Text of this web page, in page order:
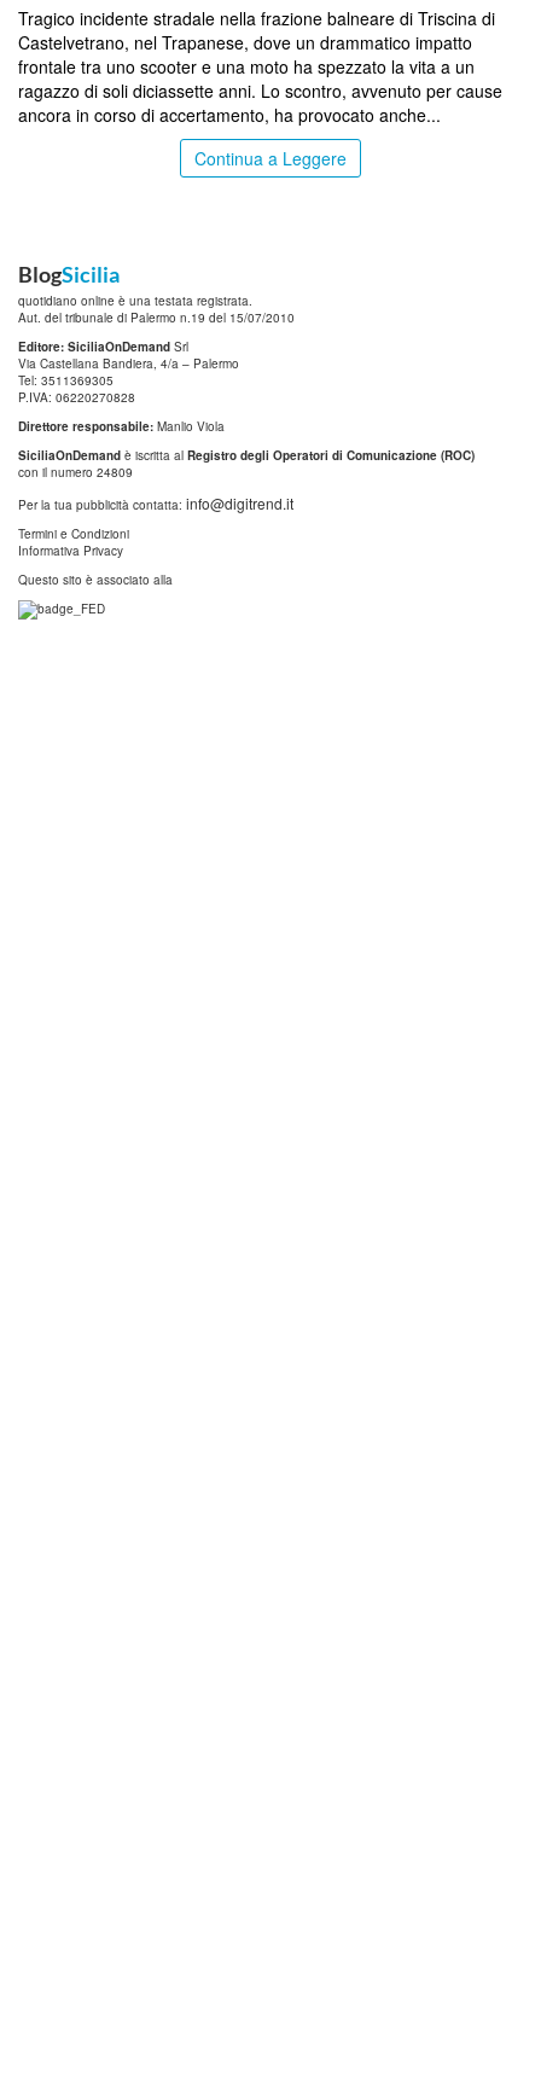
Tragico incidente stradale nella frazione balneare di Triscina di
Castelvetrano, nel Trapanese, dove un drammatico impatto
frontale tra uno scooter e una moto ha spezzato la vita a un
ragazzo di soli diciassette anni. Lo scontro, avvenuto per cause
ancora in corso di accertamento, ha provocato anche...
Continua a Leggere
BlogSicilia
quotidiano online è una testata registrata.
Aut. del tribunale di Palermo n.19 del 15/07/2010
Editore: SiciliaOnDemand Srl
Via Castellana Bandiera, 4/a – Palermo
Tel: 3511369305
P.IVA: 06220270828
Direttore responsabile: Manlio Viola
SiciliaOnDemand è iscritta al Registro degli Operatori di Comunicazione (ROC)
con il numero 24809
Per la tua pubblicità contatta: info@digitrend.it
Termini e Condizioni
Informativa Privacy
Questo sito è associato alla